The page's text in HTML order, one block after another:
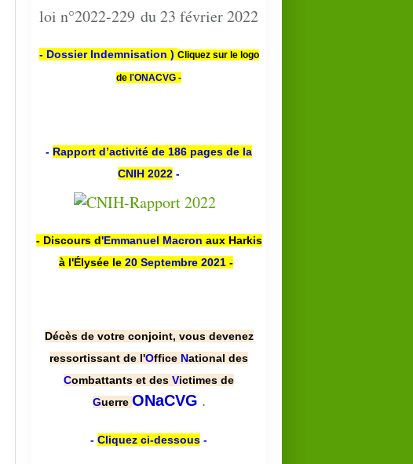
loi n°2022-229 du 23 février 2022
- Dossier Indemnisation ) Cliquez sur le logo
de l'ONACVG -
- Rapport d’activité de 186 pages de la
CNIH 2022 -
- Discours d'Emmanuel Macron aux Harkis
à l'Élysée le 20 Septembre 2021 -
Décès de votre conjoint, vous devenez
ressortissant de l'Office National des
Combattants et des Victimes de
Guerre ONaCVG .
- Cliquez ci-dessous -